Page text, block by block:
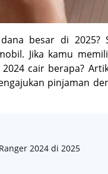
besar di 2025?
Jika kamu
cair berapa?
pinjaman
2024 di 2025